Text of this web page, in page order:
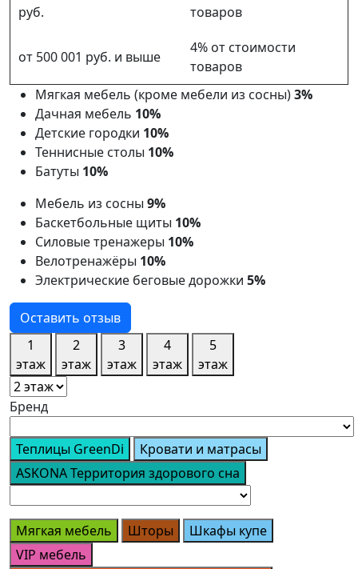
руб.
товаров
от 500 001 руб. и выше
4% от стоимости
товаров
Мягкая мебель (кроме мебели из сосны)3%
Дачная мебель 10%
Детские городки 10%
Теннисные столы 10%
Батуты 10%
Мебель из сосны 9%
Баскетбольные щиты 10%
Силовые тренажеры 10%
Велотренажёры 10%
Электрические беговые дорожки 5%
Оставить отзыв
1
этаж
2
этаж
3
этаж
4
этаж
5
этаж
Бренд
Теплицы GreenDi
Кровати и матрасы
ASKONA Территория здорового сна
Мягкая мебель Шторы
Шкафы купе
VIP мебель